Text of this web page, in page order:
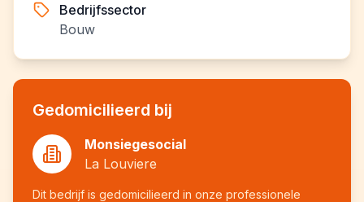
Bedrijfssector
Bouw
Gedomicilieerd bij
Monsiegesocial
La Louviere
Dit bedrijf is gedomicilieerd in onze professionele